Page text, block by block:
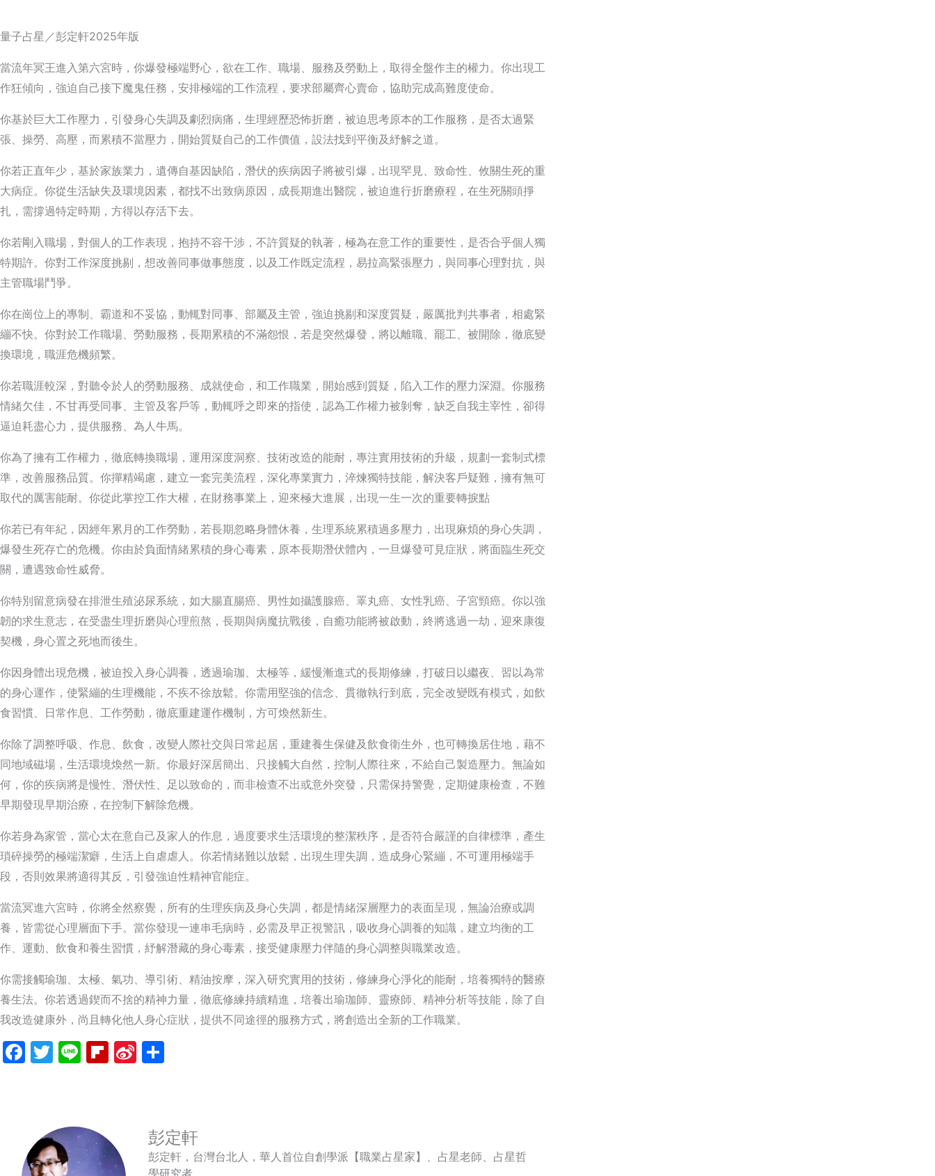
量子占星／彭定軒2025年版
當流年冥王進入第六宮時，你爆發極端野心，欲在工作、職場、服務及勞動上，取得全盤作主的權力。你出現工
作狂傾向，強迫自己接下魔鬼任務，安排極端的工作流程，要求部屬齊心賣命，協助完成高難度使命。
你基於巨大工作壓力，引發身心失調及劇烈病痛，生理經歷恐怖折磨，被迫思考原本的工作服務，是否太過緊
張、操勞、高壓，而累積不當壓力，開始質疑自己的工作價值，設法找到平衡及紓解之道。
你若正直年少，基於家族業力，遺傳自基因缺陷，潛伏的疾病因子將被引爆，出現罕見、致命性、攸關生死的重
大病症。你從生活缺失及環境因素，都找不出致病原因，成長期進出醫院，被迫進行折磨療程，在生死關頭掙
扎，需撐過特定時期，方得以存活下去。
你若剛入職場，對個人的工作表現，抱持不容干涉，不許質疑的執著，極為在意工作的重要性，是否合乎個人獨
特期許。你對工作深度挑剔，想改善同事做事態度，以及工作既定流程，易拉高緊張壓力，與同事心理對抗，與
主管職場鬥爭。
你在崗位上的專制、霸道和不妥協，動輒對同事、部屬及主管，強迫挑剔和深度質疑，嚴厲批判共事者，相處緊
繃不快。你對於工作職場、勞動服務，長期累積的不滿怨恨，若是突然爆發，將以離職、罷工、被開除，徹底變
換環境，職涯危機頻繁。
你若職涯較深，對聽令於人的勞動服務、成就使命，和工作職業，開始感到質疑，陷入工作的壓力深淵。你服務
情緒欠佳，不甘再受同事、主管及客戶等，動輒呼之即來的指使，認為工作權力被剝奪，缺乏自我主宰性，卻得
逼迫耗盡心力，提供服務、為人牛馬。
你為了擁有工作權力，徹底轉換職場，運用深度洞察、技術改造的能耐，專注實用技術的升級，規劃一套制式標
準，改善服務品質。你撣精竭慮，建立一套完美流程，深化專業實力，淬煉獨特技能，解決客戶疑難，擁有無可
取代的厲害能耐。你從此掌控工作大權，在財務事業上，迎來極大進展，出現一生一次的重要轉捩點
你若已有年紀，因經年累月的工作勞動，若長期忽略身體休養，生理系統累積過多壓力，出現麻煩的身心失調，
爆發生死存亡的危機。你由於負面情緒累積的身心毒素，原本長期潛伏體內，一旦爆發可見症狀，將面臨生死交
關，遭遇致命性威脅。
你特別留意病發在排泄生殖泌尿系統，如大腸直腸癌、男性如攝護腺癌、睪丸癌、女性乳癌、子宮頸癌。你以強
韌的求生意志，在受盡生理折磨與心理煎熬，長期與病魔抗戰後，自癒功能將被啟動，終將逃過一劫，迎來康復
契機，身心置之死地而後生。
你因身體出現危機，被迫投入身心調養，透過瑜珈、太極等，緩慢漸進式的長期修練，打破日以繼夜、習以為常
的身心運作，使緊繃的生理機能，不疾不徐放鬆。你需用堅強的信念、貫徹執行到底，完全改變既有模式，如飲
食習慣、日常作息、工作勞動，徹底重建運作機制，方可煥然新生。
你除了調整呼吸、作息、飲食，改變人際社交與日常起居，重建養生保健及飲食衛生外，也可轉換居住地，藉不
同地域磁場，生活環境煥然一新。你最好深居簡出、只接觸大自然，控制人際往來，不給自己製造壓力。無論如
何，你的疾病將是慢性、潛伏性、足以致命的，而非檢查不出或意外突發，只需保持警覺，定期健康檢查，不難
早期發現早期治療，在控制下解除危機。
你若身為家管，當心太在意自己及家人的作息，過度要求生活環境的整潔秩序，是否符合嚴謹的自律標準，產生
瑣碎操勞的極端潔癖，生活上自虐虐人。你若情緒難以放鬆，出現生理失調，造成身心緊繃，不可運用極端手
段，否則效果將適得其反，引發強迫性精神官能症。
當流冥進六宮時，你將全然察覺，所有的生理疾病及身心失調，都是情緒深層壓力的表面呈現，無論治療或調
養，皆需從心理層面下手。當你發現一連串毛病時，必需及早正視警訊，吸收身心調養的知識，建立均衡的工
作、運動、飲食和養生習慣，紓解潛藏的身心毒素，接受健康壓力伴隨的身心調整與職業改造。
你需接觸瑜珈、太極、氣功、導引術、精油按摩，深入研究實用的技術，修練身心淨化的能耐，培養獨特的醫療
養生法。你若透過鍥而不捨的精神力量，徹底修練持續精進，培養出瑜珈師、靈療師、精神分析等技能，除了自
我改造健康外，尚且轉化他人身心症狀，提供不同途徑的服務方式，將創造出全新的工作職業。
Facebook
Twitter
LineFlipboard
Sina
彭定軒
彭定軒，台灣台北人，華人首位自創學派【職業占星家】、占星老師、占星哲